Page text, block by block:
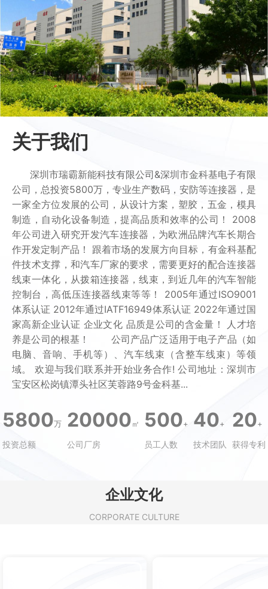
关于我们
深圳市瑞霸新能科技有限公司&深圳市金科基电子有限
公司，总投资5800万，专业生产数码，安防等连接器，是
一家全方位发展的公司，从设计方案，塑胶，五金，模具
制造，自动化设备制造，提高品质和效率的公司！ 2008
年公司进入研究开发汽车连接器，为欧洲品牌汽车长期合
作开发定制产品！ 跟着市场的发展方向目标，有金科基配
件技术支撑，和汽车厂家的要求，需要更好的配合连接器
线束一体化，从拨箱连接器，线束，到近几年的汽车智能
控制台，高低压连接器线束等等！ 2005年通过ISO9001
体系认证 2012年通过IATF16949体系认证 2022年通过国
家高新企业认证 企业文化 品质是公司的含金量！ 人才培
养是公司的根基！ 公司产品广泛适用于电子产品（如
电脑、音响、手机等）、汽车线束（含整车线束）等领
域。 欢迎与我们联系并开始业务合作! 公司地址：深圳市
宝安区松岗镇潭头社区芙蓉路9号金科基...
5800万
投资总额
20000㎡
公司厂房
500+
员工人数
40+
技术团队
20+
获得专利
企业文化
CORPORATE CULTURE